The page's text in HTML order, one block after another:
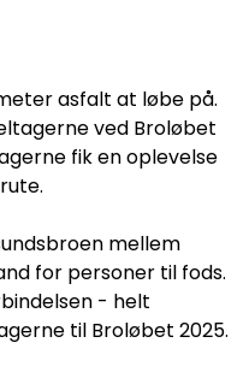
asfalt at løbe på.
ved Broløbet
fik en oplevelse
mellem
for personer til fods.
- helt
til Broløbet 2025.